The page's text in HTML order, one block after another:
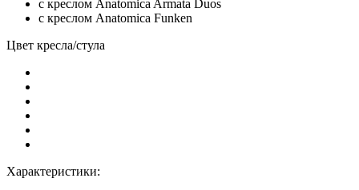
c креслом Anatomica Armata Duos
с креслом Anatomica Funken
Цвет кресла/стула
Характеристики: